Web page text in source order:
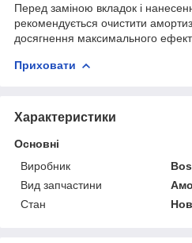
Перед заміною вкладок і
рекомендується очистити
досягнення максимального
Приховати
Характеристики
Основні
Виробник
Вид запчастини
Стан